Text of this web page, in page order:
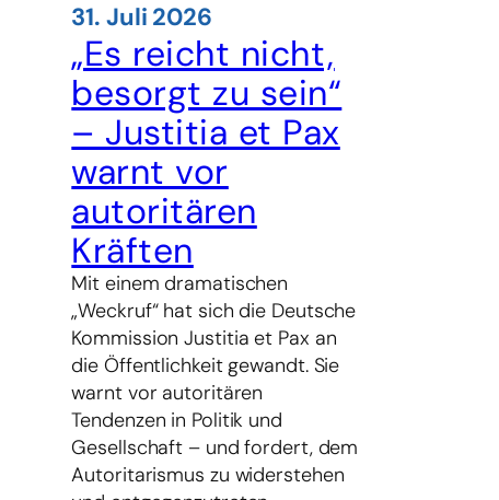
31. Juli 2026
„Es reicht nicht,
besorgt zu sein“
– Justitia et Pax
warnt vor
autoritären
Kräften
Mit einem dramatischen
„Weckruf“ hat sich die Deutsche
Kommission Justitia et Pax an
die Öffentlichkeit gewandt. Sie
warnt vor autoritären
Tendenzen in Politik und
Gesellschaft – und fordert, dem
Autoritarismus zu widerstehen